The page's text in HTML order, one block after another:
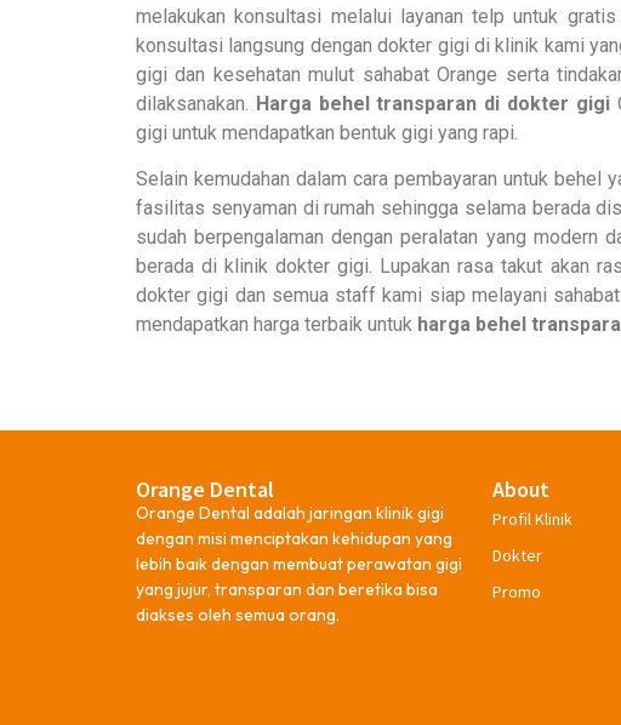
melakukan konsultasi melalui layanan telp untuk
konsultasi langsung dengan dokter gigi di klinik kami
gigi dan kesehatan mulut sahabat Orange serta
dilaksanakan. Harga behel transparan di dokter gigi
gigi untuk mendapatkan bentuk gigi yang rapi.
Selain kemudahan dalam cara pembayaran untuk behel
fasilitas senyaman di rumah sehingga selama berada
sudah berpengalaman dengan peralatan yang modern
berada di klinik dokter gigi. Lupakan rasa takut akan
dokter gigi dan semua staff kami siap melayani
mendapatkan harga terbaik untuk harga behel
Orange Dental
Orange Dental adalah jaringan klinik gigi
dengan misi menciptakan kehidupan yang
lebih baik dengan membuat perawatan gigi
yang jujur, transparan dan beretika bisa
diakses oleh semua orang.
About
Profil Klinik
Dokter
Promo